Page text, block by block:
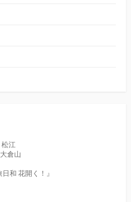
松江
倉山
和 花開く！』